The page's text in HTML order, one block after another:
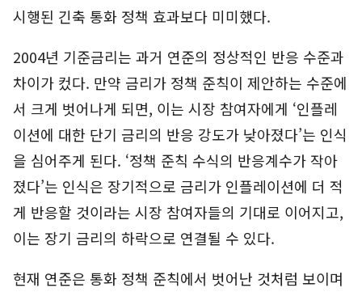
시행된 긴축 통화 정책 효과보다 미미했다.
2004년 기준금리는 과거 연준의 정상적인 반응 수준과
차이가 컸다. 만약 금리가 정책 준칙이 제안하는 수준에
서 크게 벗어나게 되면, 이는 시장 참여자에게 ‘인플레
이션에 대한 단기 금리의 반응 강도가 낮아졌다’는 인식
을 심어주게 된다. ‘정책 준칙 수식의 반응계수가 작아
졌다’는 인식은 장기적으로 금리가 인플레이션에 더 적
게 반응할 것이라는 시장 참여자들의 기대로 이어지고,
이는 장기 금리의 하락으로 연결될 수 있다.
현재 연준은 통화 정책 준칙에서 벗어난 것처럼 보이며